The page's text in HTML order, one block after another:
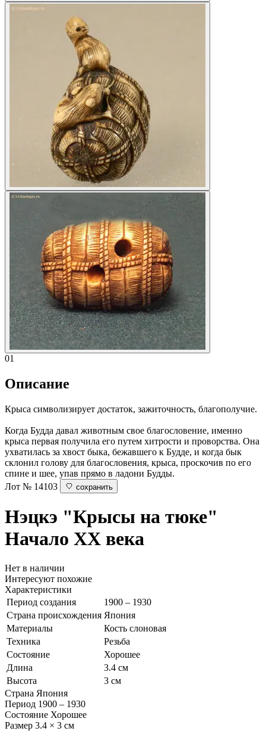
01
Описание
Крыса символизирует достаток, зажиточность, благополучие.
Когда Будда давал животным свое благословение, именно
крыса первая получила его путем хитрости и проворства. Она
ухватилась за хвост быка, бежавшего к Будде, и когда бык
склонил голову для благословения, крыса, проскочив по его
спине и шее, упав прямо в ладони Будды.
Лот № 14103
сохранить
Нэцкэ "Крысы на тюке"
Начало ХХ века
Нет в наличии
Интересуют похожие
Характеристики
Период создания
1900 – 1930
Страна происхождения Япония
Материалы
Кость слоновая
Техника
Резьба
Состояние
Хорошее
Длина
3.4 см
Высота
3 см
Страна Япония
Период 1900 – 1930
Состояние Хорошее
Размер 3.4 × 3 см